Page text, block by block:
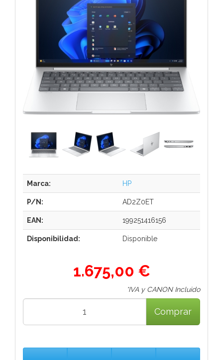
Marca: HP
P/N: AD2Z0ET
EAN: 199251416156
Disponibilidad: Disponible
1.675,00 €
*IVA y CANON Incluido
Comprar